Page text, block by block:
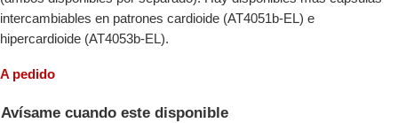
intercambiables en patrones cardioide (AT4051b-EL) e
hipercardioide (AT4053b-EL).
A pedido
Avísame cuando este disponible